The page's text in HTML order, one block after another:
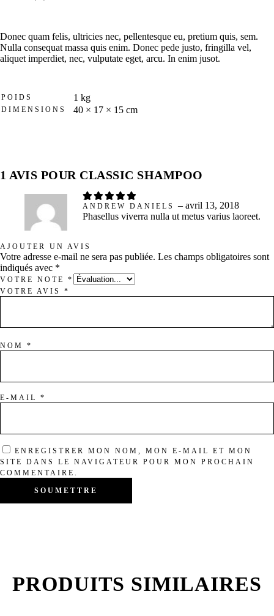
Donec quam felis, ultricies nec, pellentesque eu, pretium quis, sem.
Nulla consequat massa quis enim. Donec pede justo, fringilla vel,
aliquet imperdiet, nec, vulputate eget, arcu. In enim jusot.
POIDS 1 kg
DIMENSIONS 40 × 17 × 15 cm
1 AVIS POUR CLASSIC SHAMPOO
5 sur 5
ANDREW DANIELS – avril 13, 2018
Phasellus viverra nulla ut metus varius laoreet.
AJOUTER UN AVIS
Votre adresse e-mail ne sera pas publiée. Les champs obligatoires sont
indiqués avec *
VOTRE NOTE *
VOTRE AVIS *
NOM *
E-MAIL *
ENREGISTRER MON NOM, MON E-MAIL ET MON
SITE DANS LE NAVIGATEUR POUR MON PROCHAIN
COMMENTAIRE.
PRODUITS SIMILAIRES